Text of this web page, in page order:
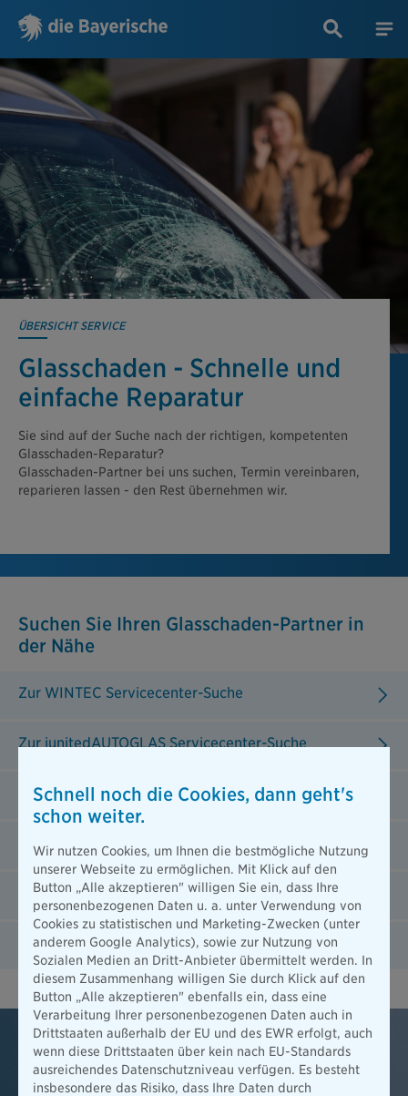
ÜBERSICHT SERVICE
Glasschaden - Schnelle und
einfache Reparatur
Sie sind auf der Suche nach der richtigen, kompetenten
Glasschaden-Reparatur?
Glasschaden-Partner bei uns suchen, Termin vereinbaren,
reparieren lassen - den Rest übernehmen wir.
Suchen Sie Ihren Glasschaden-Partner in
der Nähe
Zur WINTEC Servicecenter-Suche
Zur junitedAUTOGLAS Servicecenter-Suche
Zur NOBLEGLASS Terminbuchung
Zur SCHEIBEN-DOKTOR Servicecenter-Suche
Zur EUROMASTER Servicecenter-Suche
Zur CARGLASS Servicecenter-Suche
Schnell noch die Cookies, dann geht's
schon weiter.
Wir nutzen Cookies, um Ihnen die bestmögliche Nutzung
unserer Webseite zu ermöglichen. Mit Klick auf den
Button „Alle akzeptieren" willigen Sie ein, dass Ihre
personenbezogenen Daten u. a. unter Verwendung von
Cookies zu statistischen und Marketing-Zwecken (unter
anderem Google Analytics), sowie zur Nutzung von
Sozialen Medien an Dritt-Anbieter übermittelt werden. In
diesem Zusammenhang willigen Sie durch Klick auf den
Button „Alle akzeptieren" ebenfalls ein, dass eine
Verarbeitung Ihrer personenbezogenen Daten auch in
Drittstaaten außerhalb der EU und des EWR erfolgt, auch
wenn diese Drittstaaten über kein nach EU-Standards
ausreichendes Datenschutzniveau verfügen. Es besteht
insbesondere das Risiko, dass Ihre Daten durch